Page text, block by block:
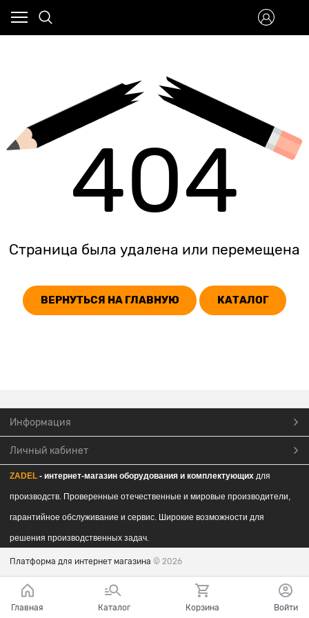
404
Страница была удалена или перемещена
ВЕРНУТЬСЯ НА ГЛАВНУЮ КАТАЛОГ
Информация
Личный кабинет
ZADEL - интернет-магазин оборудования и комплектующих для
производств. Проверенные отечественные и мировые производители,
гарантийное обслуживание и сервис. Широкие возможности для
решения производственных задач.
Платформа для интернет магазина © 2026
Главная Каталог Корзина Войти